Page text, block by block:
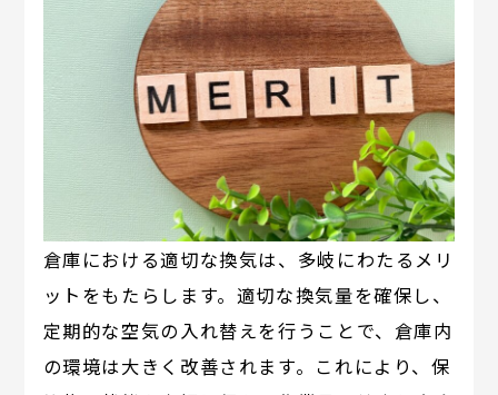
倉庫における適切な換気は、多岐にわたるメリ
ットをもたらします。適切な換気量を確保し、
定期的な空気の入れ替えを行うことで、倉庫内
の環境は大きく改善されます。これにより、保